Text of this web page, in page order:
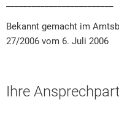
Bekannt gemacht im
27/2006 vom 6. Juli 2006
Ihre